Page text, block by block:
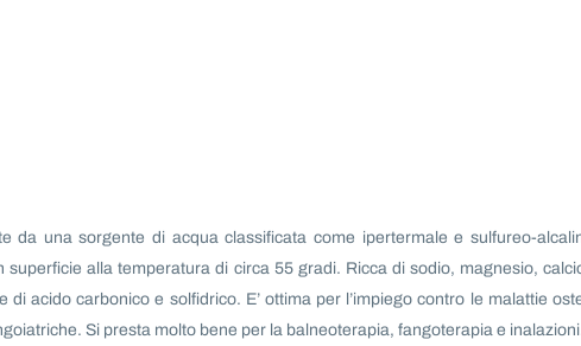
da una sorgente di acqua classificata come ipertermale e sulfureo-
superficie alla temperatura di circa 55 gradi. Ricca di sodio, magnesio,
acido carbonico e solfidrico. E’ ottima per l’impiego contro le malattie
Si presta molto bene per la balneoterapia, fangoterapia e